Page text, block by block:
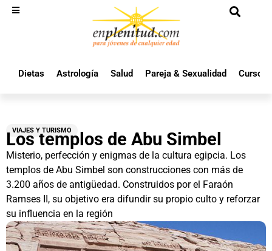
Dietas Astrología Salud Pareja & Sexualidad Cursos
VIAJES Y TURISMO
Los templos de Abu Simbel
Misterio, perfección y enigmas de la cultura egipcia. Los
templos de Abu Simbel son construcciones con más de
3.200 años de antigüedad. Construidos por el Faraón
Ramses II, su objetivo era difundir su propio culto y reforzar
su influencia en la región